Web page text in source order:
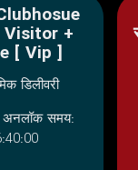
Visitor +
[ Vip ]
डिलीवरी
अनलॉक समय: